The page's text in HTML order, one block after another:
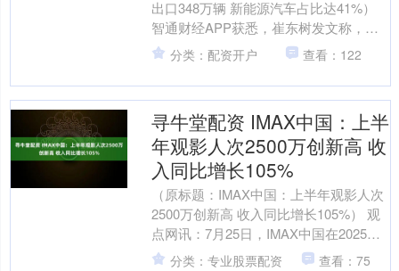
出口348万辆 新能源汽车占比达41%）
智通财经APP获悉，崔东树发文称，
2025年1-6月中国汽车实现出口348万
辆，....
分类：配资开户 查看：122
寻牛堂配资 IMAX中国：上半
年观影人次2500万创新高 收
入同比增长105%
（原标题：IMAX中国：上半年观影人次
2500万创新高 收入同比增长105%） 观
点网讯：7月25日，IMAX中国在2025年
上半年观影人次达2500万创纪录，....
分类：专业股票配资 查看：75